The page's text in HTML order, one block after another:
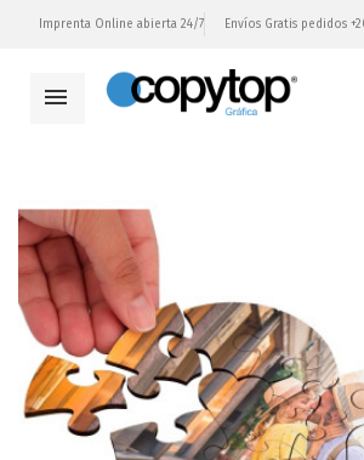
Imprenta Online abierta 24/7 Envíos Gratis pedidos